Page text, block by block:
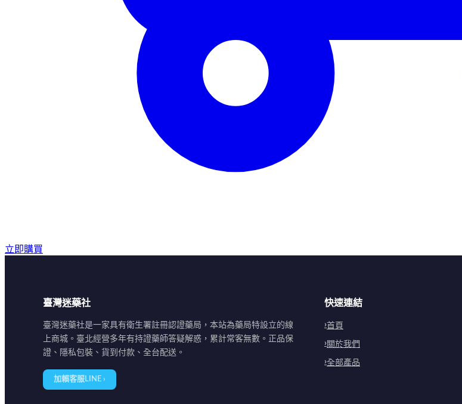
立即購買
臺灣迷藥社
臺灣迷藥社是一家具有衛生署註冊認證藥局，本站為藥局特設立的線
上商城。臺北經營多年有持證藥師答疑解惑，累計常客無數。正品保
證、隱私包裝、貨到付款、全台配送。
加賴客服LINE ›
快速連結
首頁
關於我們
全部產品